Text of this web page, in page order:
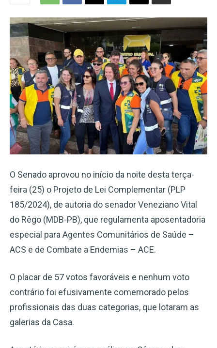
O Senado aprovou no início da noite desta terça-
feira (25) o Projeto de Lei Complementar (PLP
185/2024), de autoria do senador Veneziano Vital
do Rêgo (MDB-PB), que regulamenta aposentadoria
especial para Agentes Comunitários de Saúde –
ACS e de Combate a Endemias – ACE.
O placar de 57 votos favoráveis e nenhum voto
contrário foi efusivamente comemorado pelos
profissionais das duas categorias, que lotaram as
galerias da Casa.